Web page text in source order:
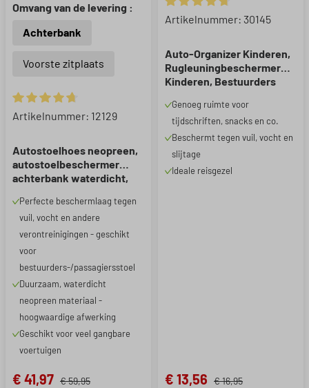
Omvang van de levering :
Achterbank
Voorste zitplaats
Gemiddelde waardering van 4.84 van 5 sterren
Artikelnummer: 12129
Autostoelhoes neopreen,
autostoelbeschermer
achterbank waterdicht,
beschermhoes en
beschermende
onderlegger
auto/vrachtwagen, 1 stuk
Perfecte beschermlaag tegen
vuil, vocht en andere
verontreinigingen - geschikt
voor
bestuurders-/passagiersstoel
Duurzaam, waterdicht
neopreen materiaal -
hoogwaardige afwerking
Geschikt voor veel gangbare
voertuigen
€ 41,97 € 59,95
Gemiddelde waardering van
Artikelnummer: 30145
Auto-Organizer Kinderen,
Rugleuningbeschermer
Kinderen, Bestuurders
Genoeg ruimte voor
tijdschriften, snacks en co.
Beschermt tegen vuil, vocht en
slijtage
Ideale reisgezel
€ 13,56 € 16,95